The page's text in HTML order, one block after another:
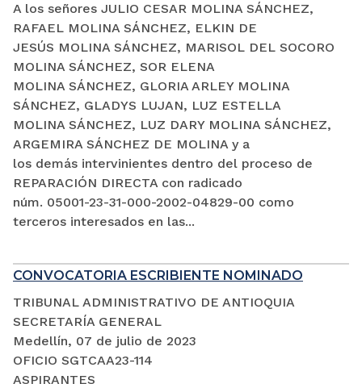
A los señores JULIO CESAR MOLINA SÁNCHEZ,
RAFAEL MOLINA SÁNCHEZ, ELKIN DE
JESÚS MOLINA SÁNCHEZ, MARISOL DEL SOCORO
MOLINA SÁNCHEZ, SOR ELENA
MOLINA SÁNCHEZ, GLORIA ARLEY MOLINA
SÁNCHEZ, GLADYS LUJAN, LUZ ESTELLA
MOLINA SÁNCHEZ, LUZ DARY MOLINA SÁNCHEZ,
ARGEMIRA SÁNCHEZ DE MOLINA y a
los demás intervinientes dentro del proceso de
REPARACIÓN DIRECTA con radicado
núm. 05001-23-31-000-2002-04829-00 como
terceros interesados en las...
CONVOCATORIA ESCRIBIENTE NOMINADO
TRIBUNAL ADMINISTRATIVO DE ANTIOQUIA
SECRETARÍA GENERAL
Medellín, 07 de julio de 2023
OFICIO SGTCAA23-114
ASPIRANTES